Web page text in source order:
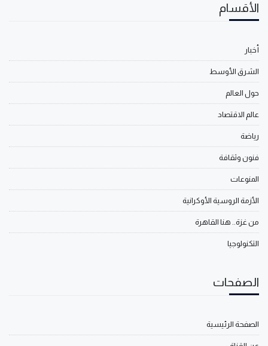
الأقسام
أخبار
الشرق الأوسط
حول العالم
عالم الاقتصاد
رياضة
فنون وثقافة
المنوعات
الأزمة الروسية الأوكرانية
من غزة.. هنا القاهرة
التكنولوجيا
الصفحات
الصفحة الرئيسية